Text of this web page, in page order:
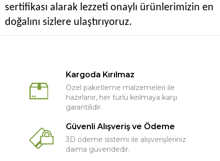
sertifikası alarak lezzeti onaylı ürünlerimizin en
doğalını sizlere ulaştırıyoruz.
Kargoda Kırılmaz
Özel paketleme malzemeleri ile
hazırlanır, her türlü kırılmaya karşı
garantilidir.
Güvenli Alışveriş ve Ödeme
3D ödeme sistemi ile alışverişleriniz
daima güvendedir.